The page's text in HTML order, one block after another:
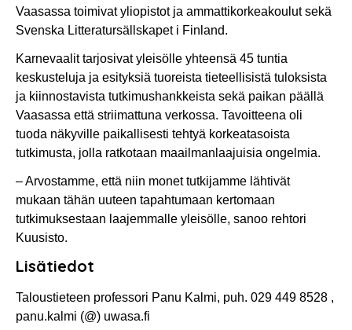
Vaasassa toimivat yliopistot ja ammattikorkeakoulut sekä
Svenska Litteratursällskapet i Finland.
Karnevaalit tarjosivat yleisölle yhteensä 45 tuntia
keskusteluja ja esityksiä tuoreista tieteellisistä tuloksista
ja kiinnostavista tutkimushankkeista sekä paikan päällä
Vaasassa että striimattuna verkossa. Tavoitteena oli
tuoda näkyville paikallisesti tehtyä korkeatasoista
tutkimusta, jolla ratkotaan maailmanlaajuisia ongelmia.
– Arvostamme, että niin monet tutkijamme lähtivät
mukaan tähän uuteen tapahtumaan kertomaan
tutkimuksestaan laajemmalle yleisölle, sanoo rehtori
Kuusisto.
Lisätiedot
Taloustieteen professori Panu Kalmi, puh. 029 449 8528 ,
panu.kalmi (@) uwasa.fi